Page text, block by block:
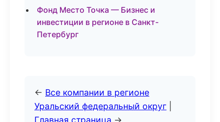
Фонд Место Точка — Бизнес и
инвестиции в регионе в Санкт-
Петербург
← Все компании в регионе
Уральский федеральный округ
Главная страница →